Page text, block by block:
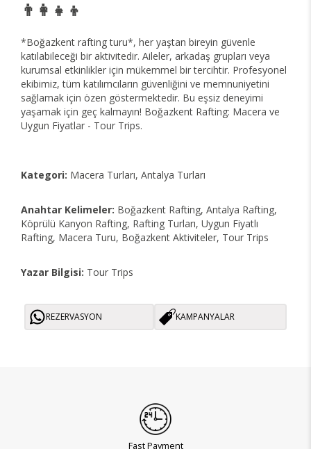
👨‍👩‍👧‍👦
*Boğazkent rafting turu*, her yaştan bireyin güvenle
katılabileceği bir aktivitedir. Aileler, arkadaş grupları veya
kurumsal etkinlikler için mükemmel bir tercihtir. Profesyonel
ekibimiz, tüm katılımcıların güvenliğini ve memnuniyetini
sağlamak için özen göstermektedir. Bu eşsiz deneyimi
yaşamak için geç kalmayın! Boğazkent Rafting: Macera ve
Uygun Fiyatlar - Tour Trips.
Kategori: Macera Turları, Antalya Turları
Anahtar Kelimeler: Boğazkent Rafting, Antalya Rafting,
Köprülü Kanyon Rafting, Rafting Turları, Uygun Fiyatlı
Rafting, Macera Turu, Boğazkent Aktiviteler, Tour Trips
Yazar Bilgisi: Tour Trips
REZERVASYON KAMPANYALAR
Fast Payment